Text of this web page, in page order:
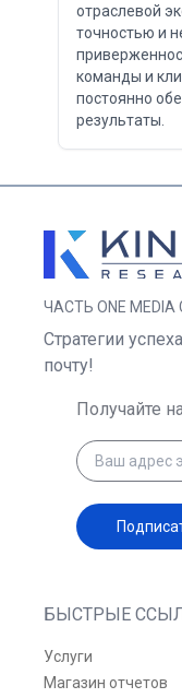
отраслевой
точностью и
команды и
постоянно
результаты.
ЧАСТЬ ONE MEDIA
БЫСТРЫЕ
Услуги
Магазин отчетов
Стратегии
почту!
Получайте